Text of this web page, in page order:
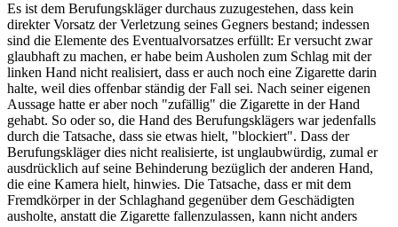
Es ist dem Berufungskläger durchaus zuzugestehen, dass kein
direkter Vorsatz der Verletzung seines Gegners bestand; indessen
sind die Elemente des Eventualvorsatzes erfüllt: Er versucht zwar
glaubhaft zu machen, er habe beim Ausholen zum Schlag mit der
linken Hand nicht realisiert, dass er auch noch eine Zigarette darin
halte, weil dies offenbar ständig der Fall sei. Nach seiner eigenen
Aussage hatte er aber noch "zufällig" die Zigarette in der Hand
gehabt. So oder so, die Hand des Berufungsklägers war jedenfalls
durch die Tatsache, dass sie etwas hielt, "blockiert". Dass der
Berufungskläger dies nicht realisierte, ist unglaubwürdig, zumal er
ausdrücklich auf seine Behinderung bezüglich der anderen Hand,
die eine Kamera hielt, hinwies. Die Tatsache, dass er mit dem
Fremdkörper in der Schlaghand gegenüber dem Geschädigten
ausholte, anstatt die Zigarette fallenzulassen, kann nicht anders